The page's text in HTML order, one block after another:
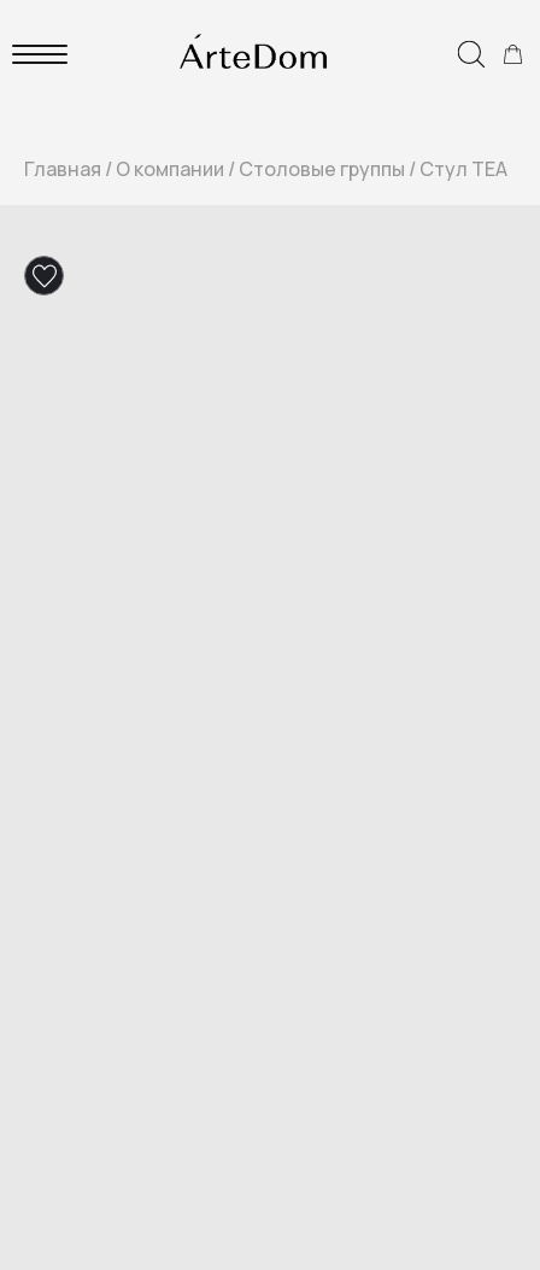
Главная /О компании /Столовые группы /Стул TEA